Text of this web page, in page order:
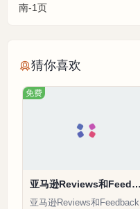
南-1页
猜你喜欢
亚马逊Reviews和Feedb
acks优化指南-3页
亚马逊Reviews和Feedback
免费